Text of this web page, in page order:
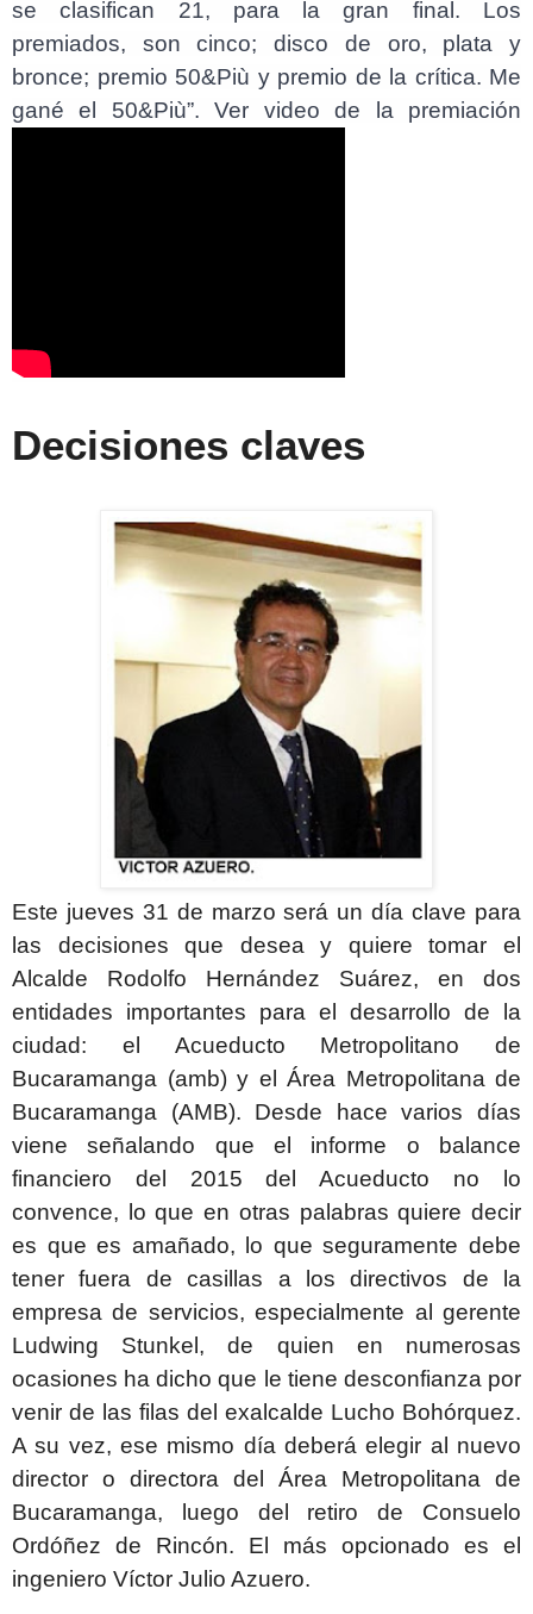
se clasifican 21, para la gran final. Los
premiados, son cinco; disco de oro, plata y
bronce; premio 50&Più y premio de la crítica. Me
gané el 50&Più”. Ver video de la premiación
Decisiones claves
Este jueves 31 de marzo será un día clave para
las decisiones que desea y quiere tomar el
Alcalde Rodolfo Hernández Suárez, en dos
entidades importantes para el desarrollo de la
ciudad: el Acueducto Metropolitano de
Bucaramanga (amb) y el Área Metropolitana de
Bucaramanga (AMB). Desde hace varios días
viene señalando que el informe o balance
financiero del 2015 del Acueducto no lo
convence, lo que en otras palabras quiere decir
es que es amañado, lo que seguramente debe
tener fuera de casillas a los directivos de la
empresa de servicios, especialmente al gerente
Ludwing Stunkel, de quien en numerosas
ocasiones ha dicho que le tiene desconfianza por
venir de las filas del exalcalde Lucho Bohórquez.
A su vez, ese mismo día deberá elegir al nuevo
director o directora del Área Metropolitana de
Bucaramanga, luego del retiro de Consuelo
Ordóñez de Rincón. El más opcionado es el
ingeniero Víctor Julio Azuero.